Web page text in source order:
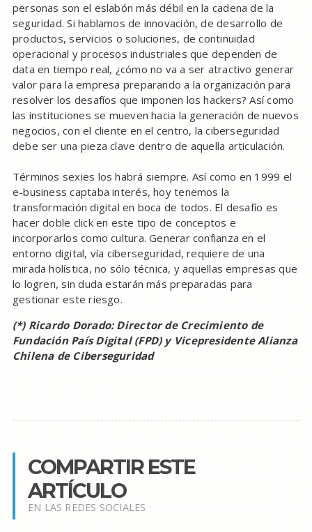
personas son el eslabón más débil en la cadena de la
seguridad. Si hablamos de innovación, de desarrollo de
productos, servicios o soluciones, de continuidad
operacional y procesos industriales que dependen de
data en tiempo real, ¿cómo no va a ser atractivo generar
valor para la empresa preparando a la organización para
resolver los desafíos que imponen los hackers? Así como
las instituciones se mueven hacia la generación de nuevos
negocios, con el cliente en el centro, la ciberseguridad
debe ser una pieza clave dentro de aquella articulación.
Términos sexies los habrá siempre. Así como en 1999 el
e-business captaba interés, hoy tenemos la
transformación digital en boca de todos. El desafío es
hacer doble click en este tipo de conceptos e
incorporarlos como cultura. Generar confianza en el
entorno digital, vía ciberseguridad, requiere de una
mirada holística, no sólo técnica, y aquellas empresas que
lo logren, sin duda estarán más preparadas para
gestionar este riesgo.
(*) Ricardo Dorado: Director de Crecimiento de
Fundación País Digital (FPD) y Vicepresidente Alianza
Chilena de Ciberseguridad
COMPARTIR ESTE
ARTÍCULO
EN LAS REDES SOCIALES